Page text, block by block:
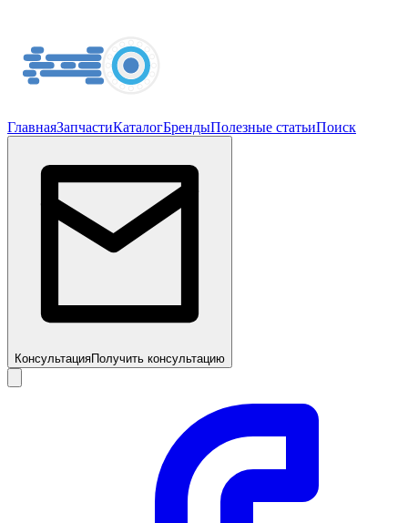
ГлавнаяЗапчастиКаталогБрендыПолезные статьиПоиск
КонсультацияПолучить консультацию